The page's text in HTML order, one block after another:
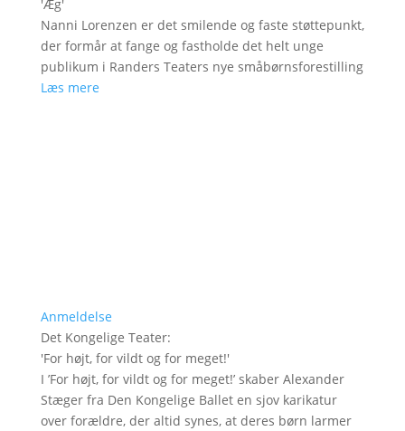
'Æg'
Nanni Lorenzen er det smilende og faste støttepunkt,
der formår at fange og fastholde det helt unge
publikum i Randers Teaters nye småbørnsforestilling
Læs mere
Anmeldelse
Det Kongelige Teater:
'For højt, for vildt og for meget!'
I ’For højt, for vildt og for meget!’ skaber Alexander
Stæger fra Den Kongelige Ballet en sjov karikatur
over forældre, der altid synes, at deres børn larmer